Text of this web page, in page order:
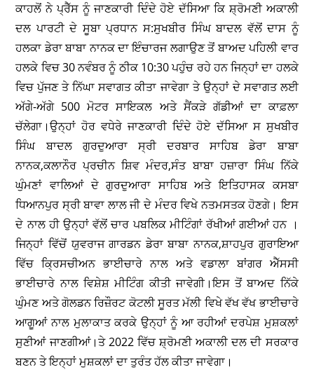
ਕਾਹਲੋਂ ਨੇ ਪ੍ਰੈੱਸ ਨੂੰ ਜਾਣਕਾਰੀ ਦਿੰਦੇ ਹੋਏ ਦੱਸਿਆ ਕਿ ਸ਼੍ਰੋਮਣੀ ਅਕਾਲੀ
ਦਲ ਪਾਰਟੀ ਦੇ ਸੂਬਾ ਪ੍ਰਧਾਨ ਸ:ਸੁਖਬੀਰ ਸਿੰਘ ਬਾਦਲ ਵੱਲੋਂ ਦਾਸ ਨੂੰ
ਹਲਕਾ ਡੇਰਾ ਬਾਬਾ ਨਾਨਕ ਦਾ ਇੰਚਾਰਜ ਲਗਾਉਣ ਤੋਂ ਬਾਅਦ ਪਹਿਲੀ ਵਾਰ
ਹਲਕੇ ਵਿਚ 30 ਨਵੰਬਰ ਨੂੰ ਠੀਕ 10:30 ਪਹੁੰਚ ਰਹੇ ਹਨ ਜਿਨ੍ਹਾਂ ਦਾ ਹਲਕੇ
ਵਿਚ ਪੁੱਜਣ ਤੇ ਨਿੱਘਾ ਸਵਾਗਤ ਕੀਤਾ ਜਾਵੇਗਾ ਤੇ ਉਨ੍ਹਾਂ ਦੇ ਸਵਾਗਤ ਲਈ
ਅੱਗੇ-ਅੱਗੇ 500 ਮੋਟਰ ਸਾਇਕਲ ਅਤੇ ਸੈਂਕੜੇ ਗੱਡੀਆਂ ਦਾ ਕਾਫ਼ਲਾ
ਚੱਲੇਗਾ।ਉਨ੍ਹਾਂ ਹੋਰ ਵਧੇਰੇ ਜਾਣਕਾਰੀ ਦਿੰਦੇ ਹੋਏ ਦੱਸਿਆ ਸ ਸੁਖਬੀਰ
ਸਿੰਘ ਬਾਦਲ ਗੁਰਦੁਆਰਾ ਸ੍ਰੀ ਦਰਬਾਰ ਸਾਹਿਬ ਡੇਰਾ ਬਾਬਾ
ਨਾਨਕ,ਕਲਾਨੌਰ ਪ੍ਰਚੀਨ ਸ਼ਿਵ ਮੰਦਰ,ਸੰਤ ਬਾਬਾ ਹਜ਼ਾਰਾ ਸਿੰਘ ਨਿੱਕੇ
ਘੁੰਮਣਾਂ ਵਾਲਿਆਂ ਦੇ ਗੁਰਦੁਆਰਾ ਸਾਹਿਬ ਅਤੇ ਇਤਿਹਾਸਕ ਕਸਬਾ
ਧਿਆਨਪੁਰ ਸ੍ਰੀ ਬਾਵਾ ਲਾਲ ਜੀ ਦੇ ਮੰਦਰ ਵਿਖੇ ਨਤਮਸਤਕ ਹੋਣਗੇ। ਇਸ
ਦੇ ਨਾਲ ਹੀ ਉਨ੍ਹਾਂ ਵੱਲੋਂ ਚਾਰ ਪਬਲਿਕ ਮੀਟਿੰਗਾਂ ਰੱਖੀਆਂ ਗਈਆਂ ਹਨ ।
ਜਿਨ੍ਹਾਂ ਵਿੱਚੋਂ ਯੁਵਰਾਜ ਗਾਰਡਨ ਡੇਰਾ ਬਾਬਾ ਨਾਨਕ,ਸ਼ਾਹਪੁਰ ਗੁਰਾਇਆ
ਵਿੱਚ ਕ੍ਰਿਸਚੀਅਨ ਭਾਈਚਾਰੇ ਨਾਲ ਅਤੇ ਵਡਾਲਾ ਬਾਂਗਰ ਐੱਸਸੀ
ਭਾਈਚਾਰੇ ਨਾਲ ਵਿਸ਼ੇਸ਼ ਮੀਟਿੰਗ ਕੀਤੀ ਜਾਵੇਗੀ।ਇਸ ਤੋਂ ਬਾਅਦ ਨਿੱਕੇ
ਘੁੰਮਣ ਅਤੇ ਗੋਲਡਨ ਰਿਜ਼ੌਰਟ ਕੋਟਲੀ ਸੂਰਤ ਮੱਲੀ ਵਿਖੇ ਵੱਖ ਵੱਖ ਭਾਈਚਾਰੇ
ਆਗੂਆਂ ਨਾਲ ਮੁਲਾਕਾਤ ਕਰਕੇ ਉਨ੍ਹਾਂ ਨੂੰ ਆ ਰਹੀਆਂ ਦਰਪੇਸ਼ ਮੁਸ਼ਕਲਾਂ
ਸੁਣੀਆਂ ਜਾਣਗੀਆਂ।ਤੇ 2022 ਵਿੱਚ ਸ਼੍ਰੋਮਣੀ ਅਕਾਲੀ ਦਲ ਦੀ ਸਰਕਾਰ
ਬਣਨ ਤੇ ਇਨ੍ਹਾਂ ਮੁਸ਼ਕਲਾਂ ਦਾ ਤੁਰੰਤ ਹੱਲ ਕੀਤਾ ਜਾਵੇਗਾ।